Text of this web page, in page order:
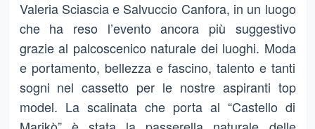
Valeria Sciascia e Salvuccio Canfora, in un luogo
che ha reso l’evento ancora più suggestivo
grazie al palcoscenico naturale dei luoghi. Moda
e portamento, bellezza e fascino, talento e tanti
sogni nel cassetto per le nostre aspiranti top
model. La scalinata che porta al “Castello di